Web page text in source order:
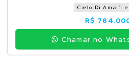
Cielo Di Amalfi
R$
Chamar no